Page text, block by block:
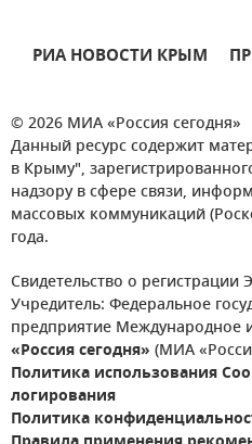
РИА НОВОСТИ КРЫМ
© 2026 МИА «Россия сегодня»
Данный ресурс содержит
в Крыму",
надзору в сфере связи,
массовых коммуникаций
года.
Свидетельство о
Учредитель: Федеральное
предприятие Международное
«Россия сегодня» (МИА
Политика использования
логирования
Политика